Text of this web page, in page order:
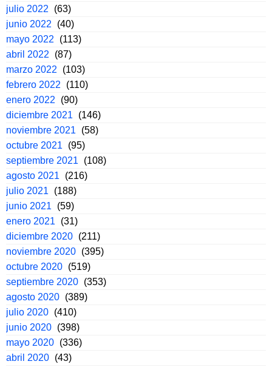
julio 2022
(63)
junio 2022
(40)
mayo 2022
(113)
abril 2022
(87)
marzo 2022
(103)
febrero 2022
(110)
enero 2022
(90)
diciembre 2021
(146)
noviembre 2021
(58)
octubre 2021
(95)
septiembre 2021
(108)
agosto 2021
(216)
julio 2021
(188)
junio 2021
(59)
enero 2021
(31)
diciembre 2020 (211)
noviembre 2020 (395)
octubre 2020 (519)
septiembre 2020 (353)
agosto 2020 (389)
julio 2020 (410)
junio 2020 (398)
mayo 2020 (336)
abril 2020 (43)